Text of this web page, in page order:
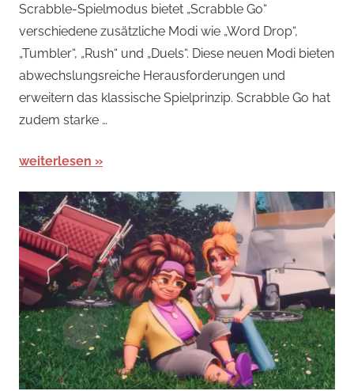
Scrabble-Spielmodus bietet „Scrabble Go“
verschiedene zusätzliche Modi wie „Word Drop“,
„Tumbler“, „Rush“ und „Duels“. Diese neuen Modi bieten
abwechslungsreiche Herausforderungen und
erweitern das klassische Spielprinzip. Scrabble Go hat
zudem starke …
weiterlesen